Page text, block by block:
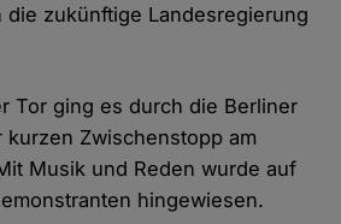
die zukünftige Landesregierung
Tor ging es durch die Berliner
kurzen Zwischenstopp am
Musik und Reden wurde auf
hingewiesen.